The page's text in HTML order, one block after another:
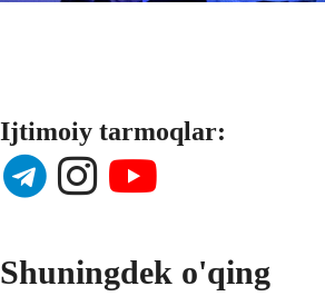
Ijtimoiy tarmoqlar:
Shuningdek o'qing